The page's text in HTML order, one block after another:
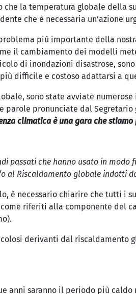
la temperatura globale della
che è necessaria un’azione
più importante della
il cambiamento dei modelli
di inondazioni disastrose,
difficile e costoso adattarsi a
sono state avviate
pronunciate dal Segretario
climatica è una gara che
passati che hanno usato in
al Riscaldamento globale indotti
è necessario chiarire che tutti i
riferiti alla componente del
derivanti dal riscaldamento
anni saranno il periodo più